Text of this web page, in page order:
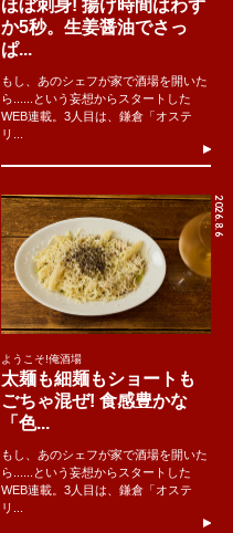
ほぼ刺身! 揚げ時間はわず
か5秒。生姜醤油でさっ
ぱ...
もし、あのシェフが家で酒場を開いた
ら......という妄想からスタートした
WEB連載。3人目は、鎌倉「オステ
リ...
2026.8.6
ようこそ!俺酒場
太麺も細麺もショートも
ごちゃ混ぜ! 食感豊かな
「色...
もし、あのシェフが家で酒場を開いた
ら......という妄想からスタートした
WEB連載。3人目は、鎌倉「オステ
リ...